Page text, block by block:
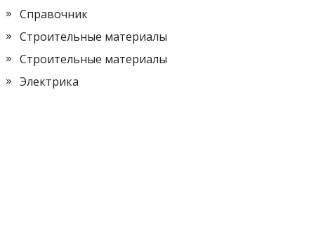
Справочник
Строительные материалы
Строительные материалы
Электрика